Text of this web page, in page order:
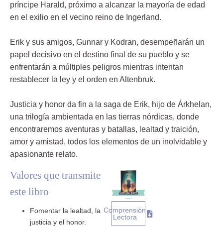
príncipe Harald, próximo a alcanzar la mayoría de edad
en el exilio en el vecino reino de Ingerland.
Erik y sus amigos, Gunnar y Kodran, desempeñarán un
papel decisivo en el destino final de su pueblo y se
enfrentarán a múltiples peligros mientras intentan
restablecer la ley y el orden en Altenbruk.
Justicia y honor da fin a la saga de Erik, hijo de Árkhelan,
una trilogía ambientada en las tierras nórdicas, donde
encontraremos aventuras y batallas, lealtad y traición,
amor y amistad, todos los elementos de un inolvidable y
apasionante relato.
Valores que transmite
este libro
Fomentar la lealtad, la
justicia y el honor.
Comprensión
Lectora